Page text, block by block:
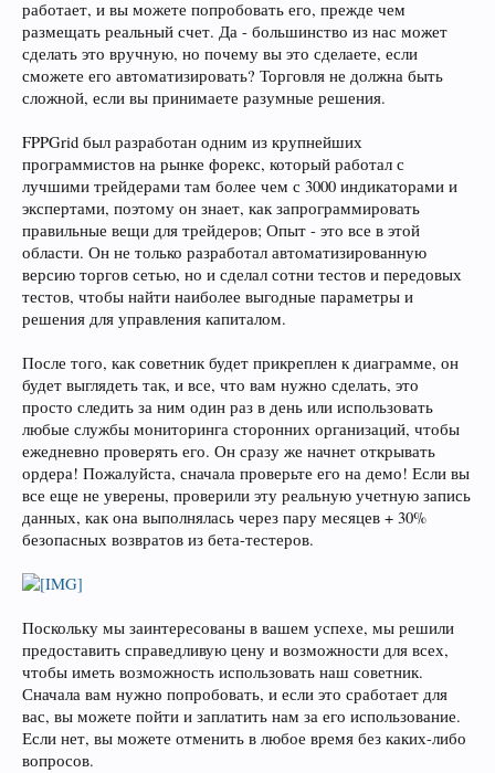
работает, и вы можете попробовать его, прежде чем
размещать реальный счет. Да - большинство из нас может
сделать это вручную, но почему вы это сделаете, если
сможете его автоматизировать? Торговля не должна быть
сложной, если вы принимаете разумные решения.
FPPGrid был разработан одним из крупнейших
программистов на рынке форекс, который работал с
лучшими трейдерами там более чем с 3000 индикаторами и
экспертами, поэтому он знает, как запрограммировать
правильные вещи для трейдеров; Опыт - это все в этой
области. Он не только разработал автоматизированную
версию торгов сетью, но и сделал сотни тестов и передовых
тестов, чтобы найти наиболее выгодные параметры и
решения для управления капиталом.
После того, как советник будет прикреплен к диаграмме, он
будет выглядеть так, и все, что вам нужно сделать, это
просто следить за ним один раз в день или использовать
любые службы мониторинга сторонних организаций, чтобы
ежедневно проверять его. Он сразу же начнет открывать
ордера! Пожалуйста, сначала проверьте его на демо! Если вы
все еще не уверены, проверили эту реальную учетную запись
данных, как она выполнялась через пару месяцев + 30%
безопасных возвратов из бета-тестеров.
Поскольку мы заинтересованы в вашем успехе, мы решили
предоставить справедливую цену и возможности для всех,
чтобы иметь возможность использовать наш советник.
Сначала вам нужно попробовать, и если это сработает для
вас, вы можете пойти и заплатить нам за его использование.
Если нет, вы можете отменить в любое время без каких-либо
вопросов.